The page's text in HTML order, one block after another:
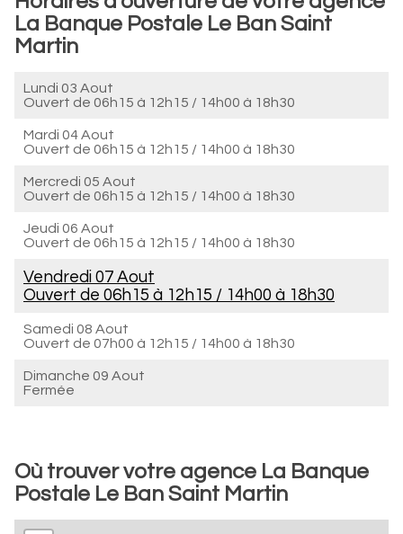
La Banque Postale Le Ban Saint
Martin
Lundi 03 Aout
Ouvert de 06h15 à 12h15 / 14h00 à 18h30
Mardi 04 Aout
Ouvert de 06h15 à 12h15 / 14h00 à 18h30
Mercredi 05 Aout
Ouvert de 06h15 à 12h15 / 14h00 à 18h30
Jeudi 06 Aout
Ouvert de 06h15 à 12h15 / 14h00 à 18h30
Vendredi 07 Aout
Ouvert de 06h15 à 12h15 / 14h00 à 18h30
Samedi 08 Aout
Ouvert de 07h00 à 12h15 / 14h00 à 18h30
Dimanche 09 Aout
Fermée
Où trouver votre agence La Banque
Postale Le Ban Saint Martin